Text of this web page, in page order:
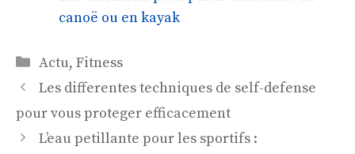
canoë ou en kayak
Catégories
Actu, Fitness
Les differentes techniques de self-defense
pour vous proteger efficacement
L’eau petillante pour les sportifs :